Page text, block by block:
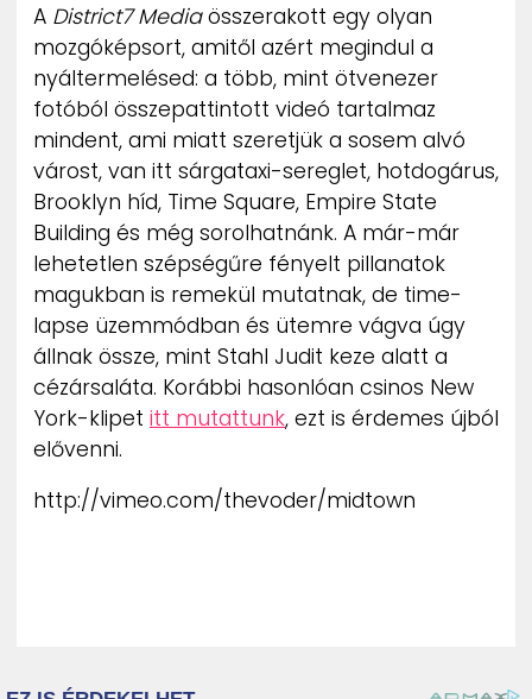
ZENE
MÉDIAAJÁNLAT
IMPRESSZUM
PR-ARCHÍVUM
ADATKEZELÉSI TÁJÉKOZTATÓ
A District7 Mediaösszerakott egy olyan
mozgóképsort, amitől azért megindul a
nyáltermelésed: a több, mint ötvenezer
fotóból összepattintott videó tartalmaz
mindent, ami miatt szeretjük a sosem alvó
várost, van itt sárgataxi-sereglet, hotdogárus,
Brooklyn híd, Time Square, Empire State
Building és még sorolhatnánk. A már-már
lehetetlen szépségűre fényelt pillanatok
magukban is remekül mutatnak, de time-
lapse üzemmódban és ütemre vágva úgy
állnak össze, mint Stahl Judit keze alatt a
cézársaláta. Korábbi hasonlóan csinos New
York-klipet itt mutattunk, ezt is érdemes újból
elővenni.
http://vimeo.com/thevoder/midtown